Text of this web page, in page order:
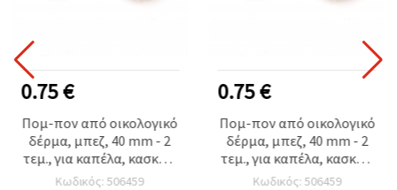
0.75 €
Πομ-πον από οικολογικό
δέρμα, μπεζ, 40 mm - 2
τεμ., για καπέλα, κασκόλ,
μπρελόκ, παιχνίδια
Κωδικός: 506459
0.75 €
Πομ-πον από οικολογικό
δέρμα, μπεζ, 40 mm - 2
τεμ., για καπέλα, κασκόλ,
μπρελόκ, παιχνίδια
Κωδικός: 506459